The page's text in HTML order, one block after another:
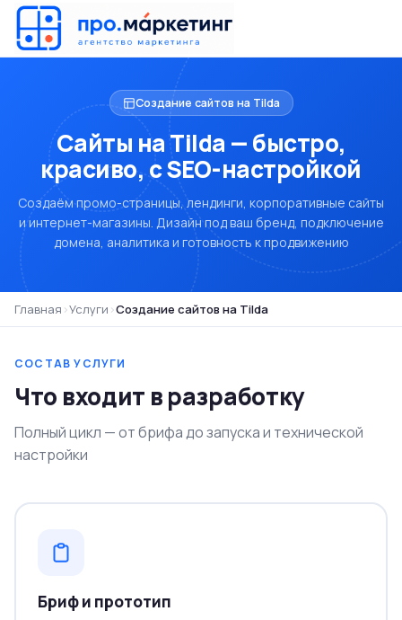
Создание сайтов на Tilda
Сайты на Tilda — быстро,
красиво, с SEO-настройкой
Создаём промо-страницы, лендинги, корпоративные сайты
и интернет-магазины. Дизайн под ваш бренд, подключение
домена, аналитика и готовность к продвижению
Главная ›Услуги ›Создание сайтов на Tilda
СОСТАВ УСЛУГИ
Что входит в разработку
Полный цикл — от брифа до запуска и технической
настройки
Бриф и прототип